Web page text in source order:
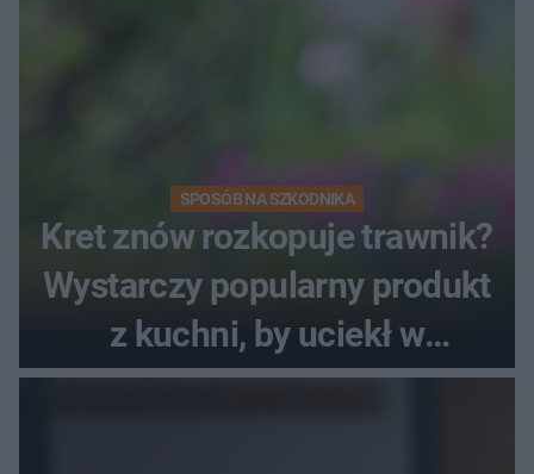
SPOSÓB NA SZKODNIKA
Kret znów rozkopuje trawnik?
Wystarczy popularny produkt
z kuchni, by uciekł w
popłochu